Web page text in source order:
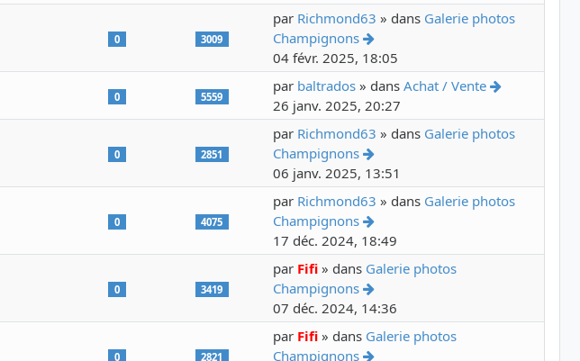
0 3009
par Richmond63 » dans Galerie photos
Champignons
Voir le dernier message
04 févr. 2025, 18:05
0 5559
par baltrados» dans Achat / Vente
Voir le
26 janv. 2025, 20:27
0 2851
par Richmond63 » dans Galerie photos
Champignons
Voir le dernier message
06 janv. 2025, 13:51
0 4075
par Richmond63 » dans Galerie photos
Champignons
Voir le dernier message
17 déc. 2024, 18:49
0 3419
par Fifi» dans Galerie photos
Champignons
Voir le dernier message
07 déc. 2024, 14:36
0 2821
par Fifi» dans Galerie photos
Champignons
Voir le dernier message